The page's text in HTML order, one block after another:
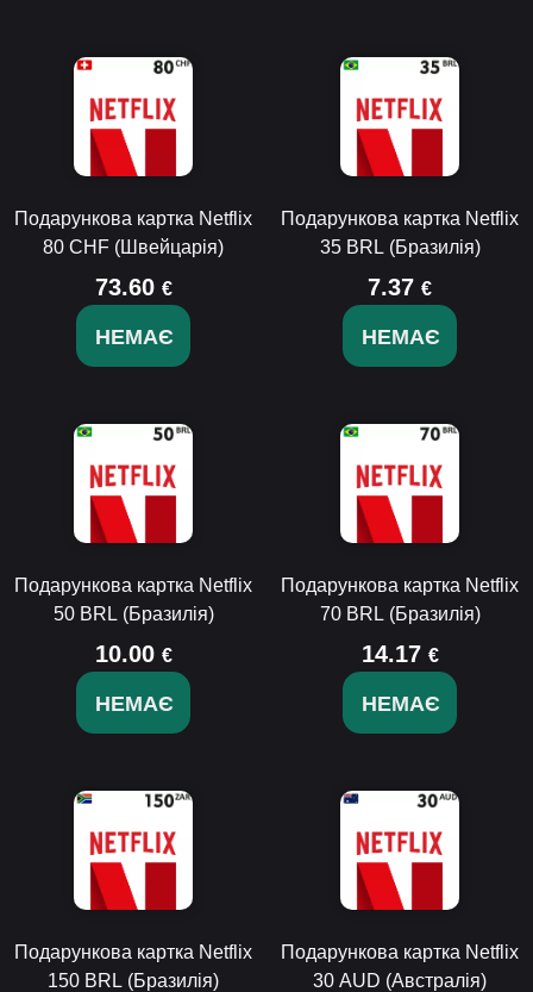
Подарункова картка Netflix
80 CHF (Швейцарія)
73.60 €
НЕМАЄ
Подарункова картка Netflix
35 BRL (Бразилія)
7.37 €
НЕМАЄ
Подарункова картка Netflix
50 BRL (Бразилія)
10.00 €
НЕМАЄ
Подарункова картка Netflix
70 BRL (Бразилія)
14.17 €
НЕМАЄ
Подарункова картка Netflix
150 BRL (Бразилія)
Подарункова картка Netflix
30 AUD (Австралія)